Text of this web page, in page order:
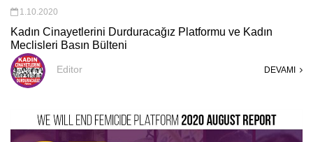
1.10.2020
Kadın Cinayetlerini Durduracağız Platformu ve Kadın
Meclisleri Basın Bülteni
Editor DEVAMI